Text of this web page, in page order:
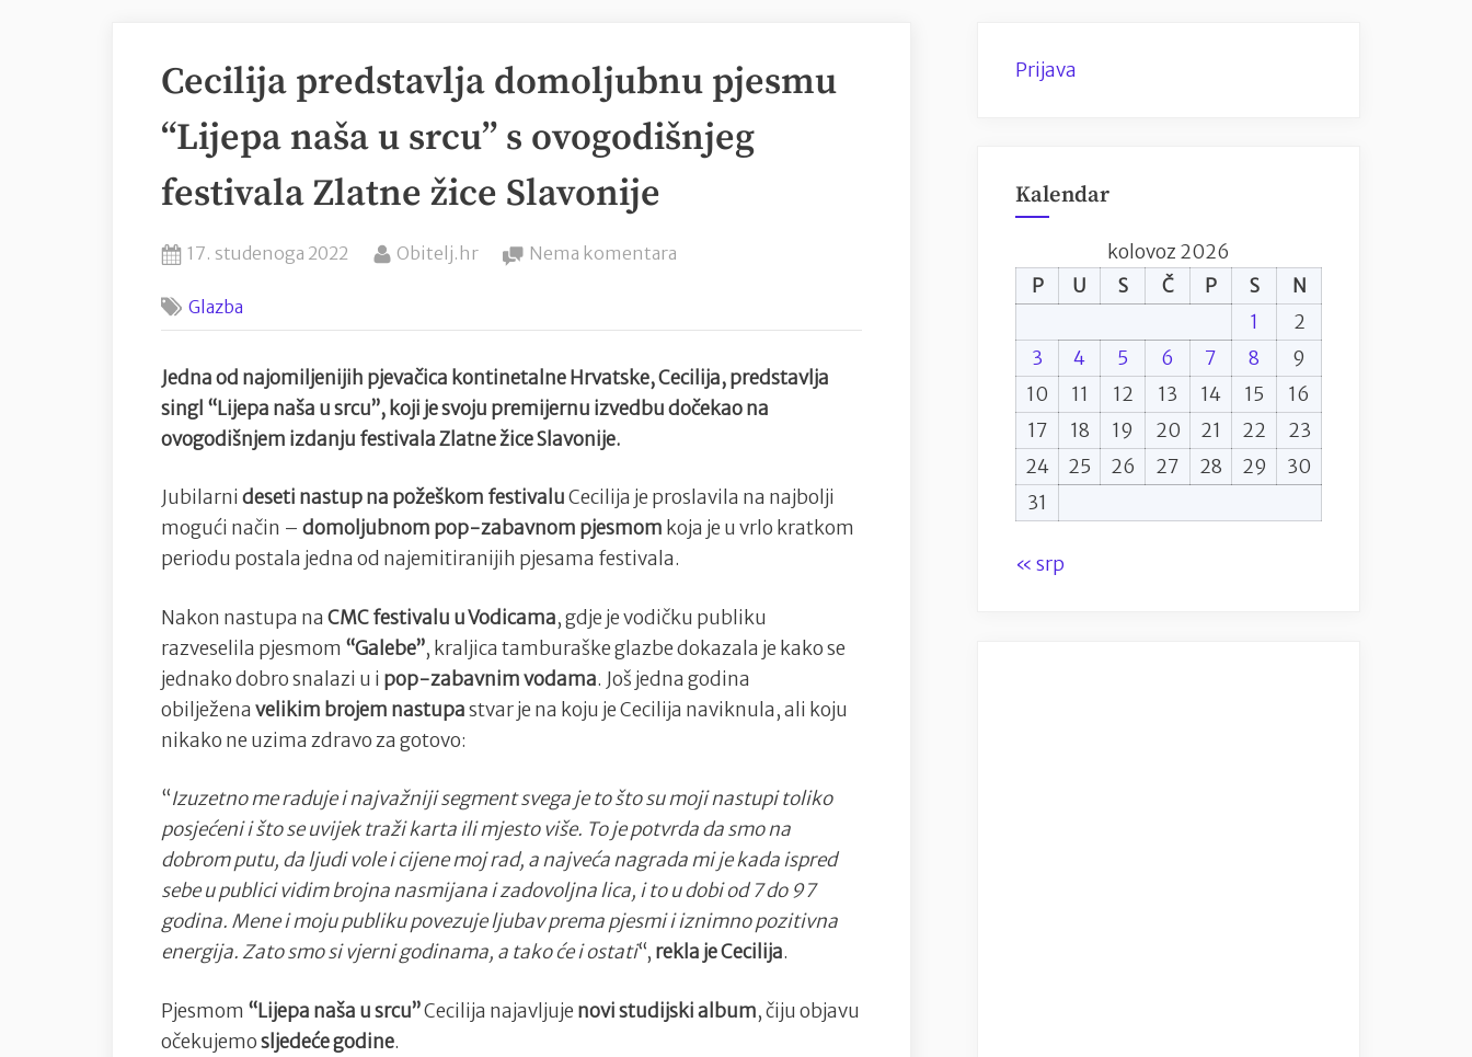
Cecilija predstavlja domoljubnu pjesmu
“Lijepa naša u srcu” s ovogodišnjeg
festivala Zlatne žice Slavonije
Posted
17. studenoga 2022 By
Obitelj.hr Nema komentara
pjesmu
“Lijepa
srcu”
s
Zlatne
žice
Slavonije
Glazba
Jedna od najomiljenijih pjevačica kontinetalne Hrvatske, Cecilija, predstavlja
singl “Lijepa naša u srcu”, koji je svoju premijernu izvedbu dočekao na
ovogodišnjem izdanju festivala Zlatne žice Slavonije.
Jubilarni deseti nastup na požeškom festivaluCecilija je proslavila na najbolji
mogući način – domoljubnom pop-zabavnom pjesmom koja je u vrlo kratkom
periodu postala jedna od najemitiranijih pjesama festivala.
Nakon nastupa na CMC festivalu u Vodicama, gdje je vodičku publiku
razveselila pjesmom “Galebe”, kraljica tamburaške glazbe dokazala je kako se
jednako dobro snalazi u i pop-zabavnim vodama. Još jedna godina
obilježena velikim brojem nastupastvar je na koju je Cecilija naviknula, ali koju
nikako ne uzima zdravo za gotovo:
“Izuzetno me raduje i najvažniji segment svega je to što su moji nastupi toliko
posjećeni i što se uvijek traži karta ili mjesto više. To je potvrda da smo na
dobrom putu, da ljudi vole i cijene moj rad, a najveća nagrada mi je kada ispred
sebe u publici vidim brojna nasmijana i zadovoljna lica, i to u dobi od 7 do 97
godina. Mene i moju publiku povezuje ljubav prema pjesmi i iznimno pozitivna
energija. Zato smo si vjerni godinama, a tako će i ostati“, rekla je Cecilija.
Pjesmom “Lijepa naša u srcu”Cecilija najavljuje novi studijski album, čiju objavu
očekujemosljedeće godine.
Prijava
Kalendar
kolovoz 2026
P
U S Č P S
N
1
2
3
4 5 6 7 8
9
10
11 12 13 14 15
16
17
18 19 20 21 22
23
24
25 26 27 28 29
30
31
« srp